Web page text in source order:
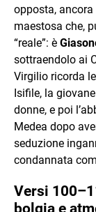
opposta,
maestosa che,
“reale”: è
sottraendolo ai
Virgilio ricorda
Isifile, la
donne, e poi
Medea dopo
seduzione
condannata
Versi
bolgia e